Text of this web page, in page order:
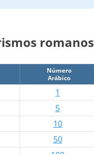
romanos
Número
Arábico
1
5
10
50